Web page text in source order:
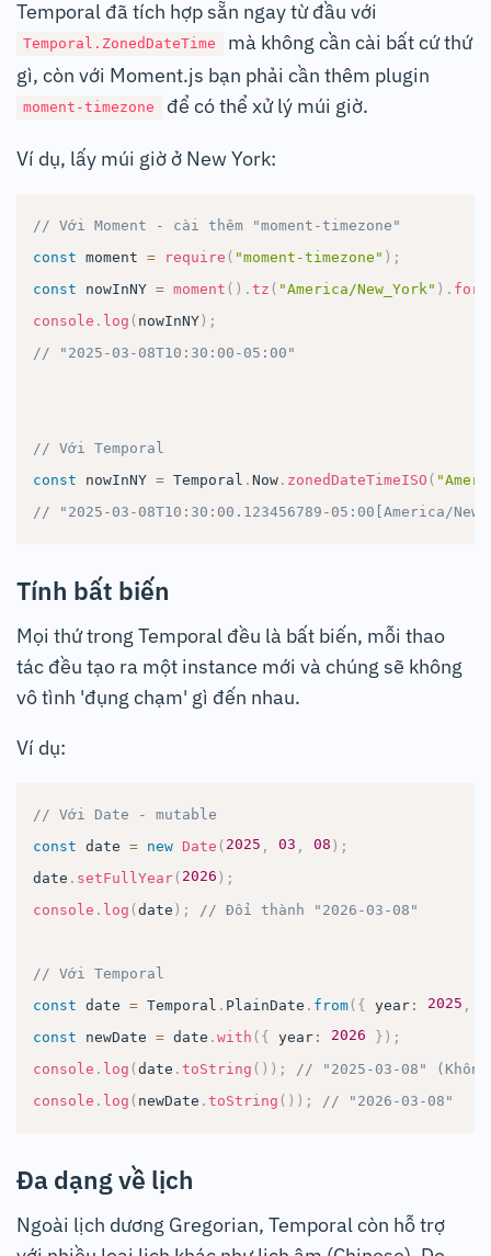
Temporal đã tích hợp sẵn ngay từ đầu với
Temporal.ZonedDateTime
mà không cần cài bất cứ thứ
gì, còn với Moment.js bạn phải cần thêm plugin
moment-timezone để có thể xử lý múi giờ.
Ví dụ, lấy múi giờ ở New York:
// Với Moment - cài thêm "moment-timezone"
const moment = require ( "moment-timezone" ) ;
const nowInNY = moment ( ) . tz ( "America/New_York" ) .
console . log ( nowInNY) ;
// "2025-03-08T10:30:00-05:00"
// Với Temporal
const nowInNY = Temporal . Now. zonedDateTimeISO (
// "2025-03-08T10:30:00.123456789-05:00[America/
Tính bất biến
Mọi thứ trong Temporal đều là bất biến, mỗi thao
tác đều tạo ra một instance mới và chúng sẽ không
vô tình 'đụng chạm' gì đến nhau.
Ví dụ:
// Với Date - mutable
const date = new Date ( 2025 , 03 , 08 ) ;
date . setFullYear( 2026 ) ;
console . log ( date ) ; // Đổi thành "2026-03-08"
// Với Temporal
const date = Temporal . PlainDate . from( { year: 2025 ,
const newDate = date . with ( { year: 2026 } ) ;
console . log ( date . toString ( ) ) ;
// "2025-03-08"
console . log ( newDate . toString ( ) ) ; // "2026-03-08"
Đa dạng về lịch
Ngoài lịch dương Gregorian, Temporal còn hỗ trợ